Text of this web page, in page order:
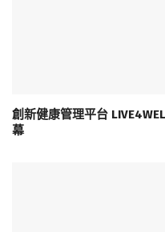
創新健康管理平台
幕